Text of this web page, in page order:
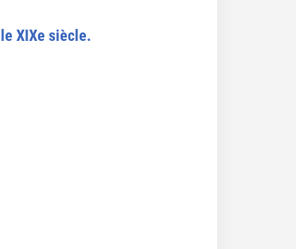
XIXe siècle.